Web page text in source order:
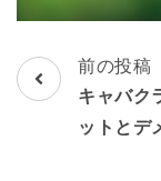
投
稿
前の投稿
キャバク
ットとデ